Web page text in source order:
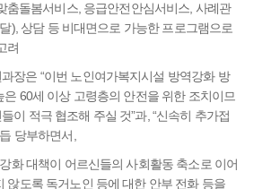
춤돌봄서비스, 응급안전안심서비스, 사례관
), 상담 등 비대면으로 가능한 프로그램으로
려
장은 “이번 노인여가복지시설 방역강화 방
60세 이상 고령층의 안전을 위한 조치이므
이 적극 협조해 주실 것”과, “신속히 추가접
당부하면서,
화 대책이 어르신들의 사회활동 축소로 이어
않도록 독거노인 등에 대한 안부 전화 등을